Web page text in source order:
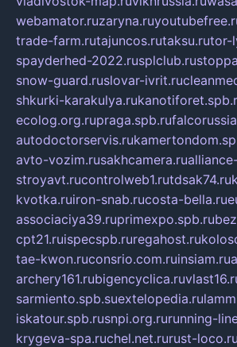
webamator.ruzaryna.ru
trade-farm.rutajuncos.rutaksu.rutor-
spayderhed-2022.rusplclub.ru
snow-guard.ruslovar-ivrit.ru
shkurki-karakulya.ru
ecolog.org.rupraga.spb.ru
autodoctorservis.ru
avto-vozim.rusakhcamera.ru
stroyavt.rucontrolweb1.rutdsak74.ru
kvotka.ruiron-snab.rucosta-bella.ru
associaciya39.ruprimexpo.spb.ru
cpt21.ruispecspb.ruregahost.ru
tae-kwon.ruconsrio.com.ruinsiam.ru
archery161.rubigencyclica.ru
sarmiento.spb.suextelopedia.ru
iskatour.spb.rusnpi.org.rurunning-
krygeva-spa.ruchel.net.rurust-loco.ru